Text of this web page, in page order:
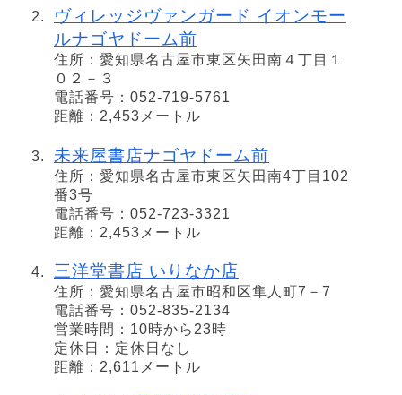
ヴィレッジヴァンガード イオンモー
ルナゴヤドーム前
住所：愛知県名古屋市東区矢田南４丁目１
０２－３
電話番号：052-719-5761
距離：2,453メートル
未来屋書店ナゴヤドーム前
住所：愛知県名古屋市東区矢田南4丁目102
番3号
電話番号：052-723-3321
距離：2,453メートル
三洋堂書店 いりなか店
住所：愛知県名古屋市昭和区隼人町7－7
電話番号：052-835-2134
営業時間：10時から23時
定休日：定休日なし
距離：2,611メートル